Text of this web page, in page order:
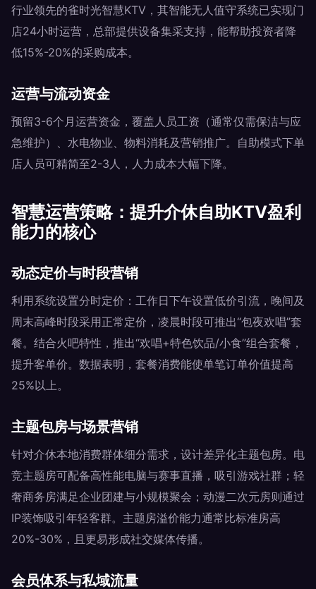
行业领先的雀时光智慧KTV，其智能无人值守系统已实现门
店24小时运营，总部提供设备集采支持，能帮助投资者降
低15%-20%的采购成本。
运营与流动资金
预留3-6个月运营资金，覆盖人员工资（通常仅需保洁与应
急维护）、水电物业、物料消耗及营销推广。自助模式下单
店人员可精简至2-3人，人力成本大幅下降。
智慧运营策略：提升介休自助KTV盈利
能力的核心
动态定价与时段营销
利用系统设置分时定价：工作日下午设置低价引流，晚间及
周末高峰时段采用正常定价，凌晨时段可推出“包夜欢唱”套
餐。结合火吧特性，推出“欢唱+特色饮品/小食”组合套餐，
提升客单价。数据表明，套餐消费能使单笔订单价值提高
25%以上。
主题包房与场景营销
针对介休本地消费群体细分需求，设计差异化主题包房。电
竞主题房可配备高性能电脑与赛事直播，吸引游戏社群；轻
奢商务房满足企业团建与小规模聚会；动漫二次元房则通过
IP装饰吸引年轻客群。主题房溢价能力通常比标准房高
20%-30%，且更易形成社交媒体传播。
会员体系与私域流量